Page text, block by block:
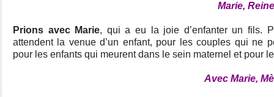
Marie,
Prions avec Marie, qui a eu la joie d’enfanter un fils.
attendent la venue d’un enfant, pour les couples qui ne
pour les enfants qui meurent dans le sein maternel et pour
Avec Marie,